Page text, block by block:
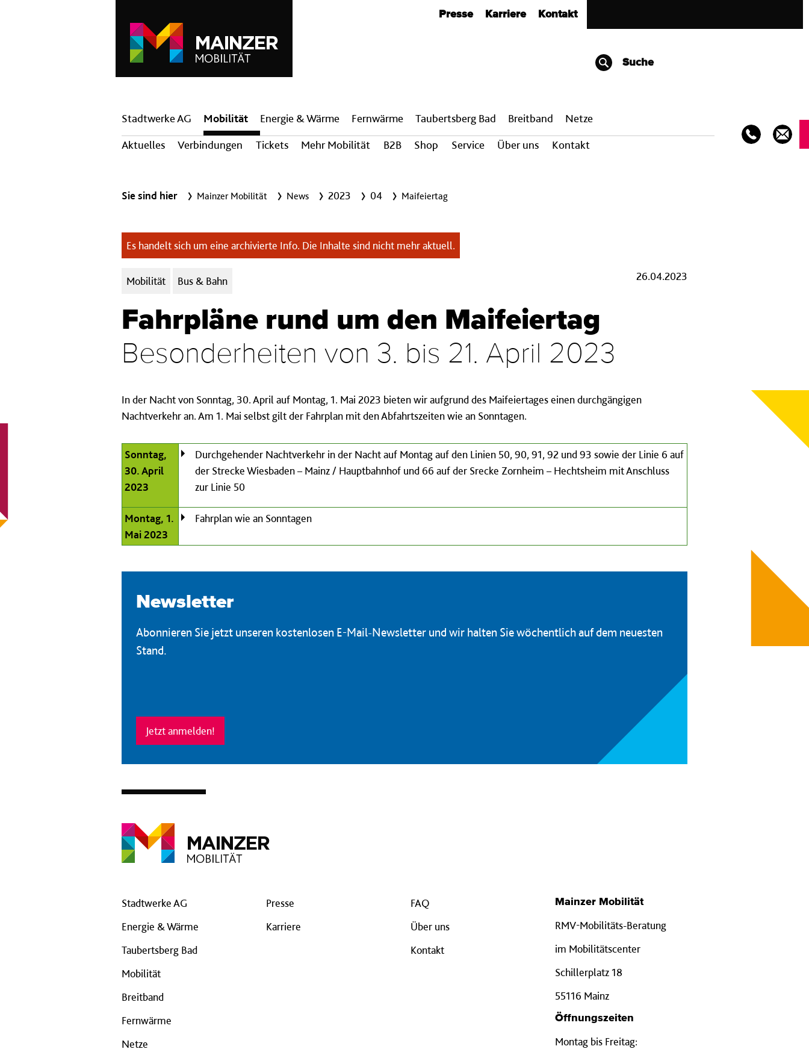
Presse Karriere Kontakt
Suche
Hauptnavigation
Stadtwerke AG
Mobilität
Aktuelles
Verbindungen Tickets Mehr Mobilität B2B Shop Service Über uns Kontakt
Energie & Wärme Fern­wärme Taubertsberg Bad Breit­band Netze
Sie sind hier Mainzer Mobilität News 2023 04 Maifeiertag
Es handelt sich um eine archivierte Info. Die Inhalte sind nicht mehr aktuell.
Kategorien:
Mobilität Bus & Bahn 26.04.2023
Fahrpläne rund um den Maifeiertag
Besonderheiten von 3. bis 21. April 2023
In der Nacht von Sonntag, 30. April auf Montag, 1. Mai 2023 bieten wir aufgrund des Maifeiertages einen durchgängigen
Nachtverkehr an. Am 1. Mai selbst gilt der Fahrplan mit den Abfahrtszeiten wie an Sonntagen.
Sonntag,
30. April
2023
Durchgehender Nachtverkehr in der Nacht auf Montag auf den Linien 50, 90, 91, 92 und 93 sowie der Linie 6 auf
der Strecke Wiesbaden – Mainz / Hauptbahnhof und 66 auf der Srecke Zornheim – Hechtsheim mit Anschluss
zur Linie 50
Montag, 1.
Mai 2023
Fahrplan wie an Sonntagen
Newsletter
Abonnieren Sie jetzt unseren kostenlosen E-Mail-Newsletter und wir halten Sie wöchentlich auf dem neuesten
Stand.
Jetzt anmelden!
Stadtwerke AG
Energie & Wärme
Taubertsberg Bad
Mobilität
Breitband
Fernwärme
Netze
Presse
Karriere
FAQ
Über uns
Kontakt
Mainzer Mobilität
RMV-Mobilitäts-Beratung
im Mobilitätscenter
Schillerplatz 18
55116 Mainz
Öffnungszeiten
Montag bis Freitag: